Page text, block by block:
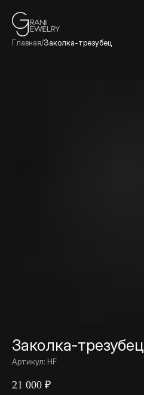
Главная/Заколка-трезубец
Заколка-трезубец
Артикул: HF
21 000 ₽